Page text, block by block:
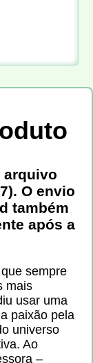
arquivo
O envio
também
após a
sempre
mais
usar uma
paixão pela
universo
Ao
–